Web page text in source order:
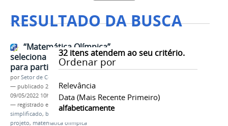
RESULTADO DA BUSCA
32itens atendem ao seu critério.
Ordenar por
Relevância
Data (mais Recente Primeiro)
alfabeticamente
“Matemática Olímpica”
seleciona bolsista e estudantes
para participarem do projeto
porSetor de Comunicação
— publicado 28/04/2022—última modificação
09/05/2022 10h32
— registrado em:
extensão ,,
processo seletivo
simplificado, bolsista
projeto, matemática olímpica